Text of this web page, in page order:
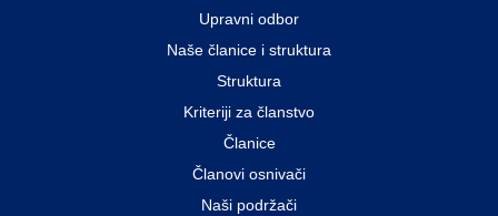
Upravni odbor
Naše članice i struktura
Struktura
Kriteriji za članstvo
Članice
Članovi osnivači
Naši podržači